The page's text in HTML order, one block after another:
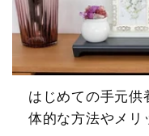
はじめての手元供
体的な方法やメリ